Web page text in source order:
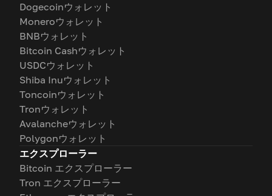
Dogecoinウォレット
Moneroウォレット
BNBウォレット
Bitcoin Cashウォレット
USDCウォレット
Shiba Inuウォレット
Toncoinウォレット
Tronウォレット
Avalancheウォレット
Polygonウォレット
エクスプローラー
Bitcoin エクスプローラー
Tron エクスプローラー